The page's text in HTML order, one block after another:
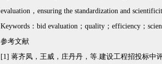
evaluation，ensuring the standardization and
Keywords：bid evaluation；quality；efficiency；
参考文献
[1] 蒋齐凤，王威，庄丹丹，等.建设工程招投标中